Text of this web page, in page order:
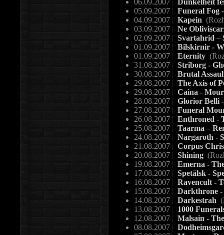
06.09.2007 | Dunkelheit
05.09.2007 | Funeral Fog
04.09.2007 | Kapein
03.09.2007 | Ne
02.09.2007 | Svartahrid –
01.09.2007 | Bilskirnir -
01.09.2007 | Eternity
31.08.2007 | Striborg -
30.08.2007 | Brutal
29.08.2007 | The Axis of
29.08.2007 | Caina -
28.08.2007 | Glorior Belli
27.08.2007 | Funeral
26.08.2007 | Enthroned -
25.08.2007 | Taarma –
24.08.2007 | Nargaroth -
21.08.2007 | Corpus
20.08.2007 | Shining
19.08.2007 | Emerna -
17.08.2007 | Spetälsk -
16.08.2007 | Ravencult -
15.08.2007 | Darkthrone
14.08.2007 | Darkestrah
13.08.2007 | 1000
12.08.2007 | Malsain -
08.08.2007 |